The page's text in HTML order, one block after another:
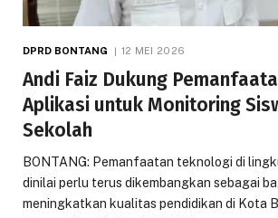
DPRD BONTANG 12 MEI 2026
Andi Faiz Dukung
Aplikasi untuk Monitoring
Sekolah
BONTANG: Pemanfaatan teknologi di
dinilai perlu terus dikembangkan sebagai
meningkatkan kualitas pendidikan di Kota